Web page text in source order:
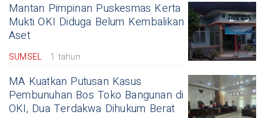
Mantan Pimpinan Puskesmas Kerta
Mukti OKI Diduga Belum Kembalikan
Aset
SUMSEL 1 tahun
MA Kuatkan Putusan Kasus
Pembunuhan Bos Toko Bangunan di
OKI, Dua Terdakwa Dihukum Berat